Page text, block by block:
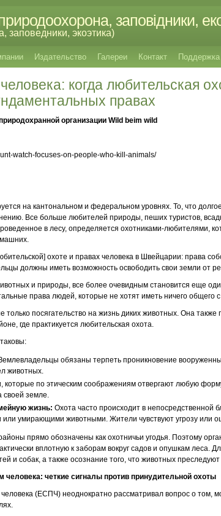
заповідники,
экоэтика)
Издательство Галереи Контакт Поддержка
когда любительская
правах
организации Wild beim wild
watch-focuses-on-people-who-kill-animals/
на кантональном и федеральном уровнях. То, что
Все больше любителей природы, пеших туристов,
в лесу, определяется охотниками-любителями,
охоте и правах человека в Швейцарии: права
должны иметь возможность освободить свои земли от
и природы, все более очевидным становится еще
права людей, которые не хотят иметь ничего общего
только посягательство на жизнь диких животных. Она также
где практикуется любительская охота.
обязаны терпеть проникновение
животных.
которые по этическим соображениям отвергают любую
своей земле.
жизнь: Охота часто происходит в непосредственной
или умирающими животными. Жители чувствуют угрозу или
прямо обозначены как охотничьи угодья. Поэтому
вплотную к заборам вокруг садов и опушкам леса.
и собак, а также осознание того, что животных
человека: четкие сигналы против принудительной охоты
(ЕСПЧ) неоднократно рассматривал вопрос о том,